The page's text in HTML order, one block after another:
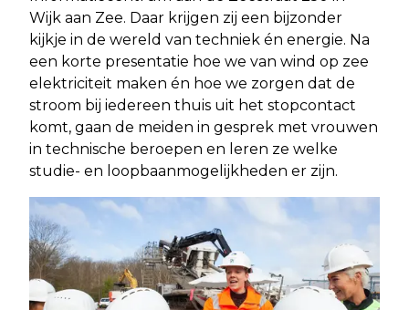
Wijk aan Zee. Daar krijgen zij een bijzonder
kijkje in de wereld van techniek én energie. Na
een korte presentatie hoe we van wind op zee
elektriciteit maken én hoe we zorgen dat de
stroom bij iedereen thuis uit het stopcontact
komt, gaan de meiden in gesprek met vrouwen
in technische beroepen en leren ze welke
studie- en loopbaanmogelijkheden er zijn.